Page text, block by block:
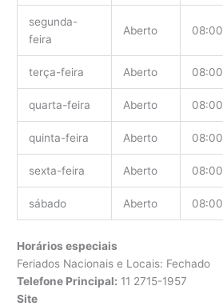
segunda-
feira
Aberto 08:00
terça-feira Aberto 08:00
quarta-feira Aberto 08:00
quinta-feira Aberto 08:00
sexta-feira Aberto 08:00
sábado Aberto 08:00
Horários especiais
Feriados Nacionais e Locais: Fechado
Telefone Principal: 11 2715-1957
Site